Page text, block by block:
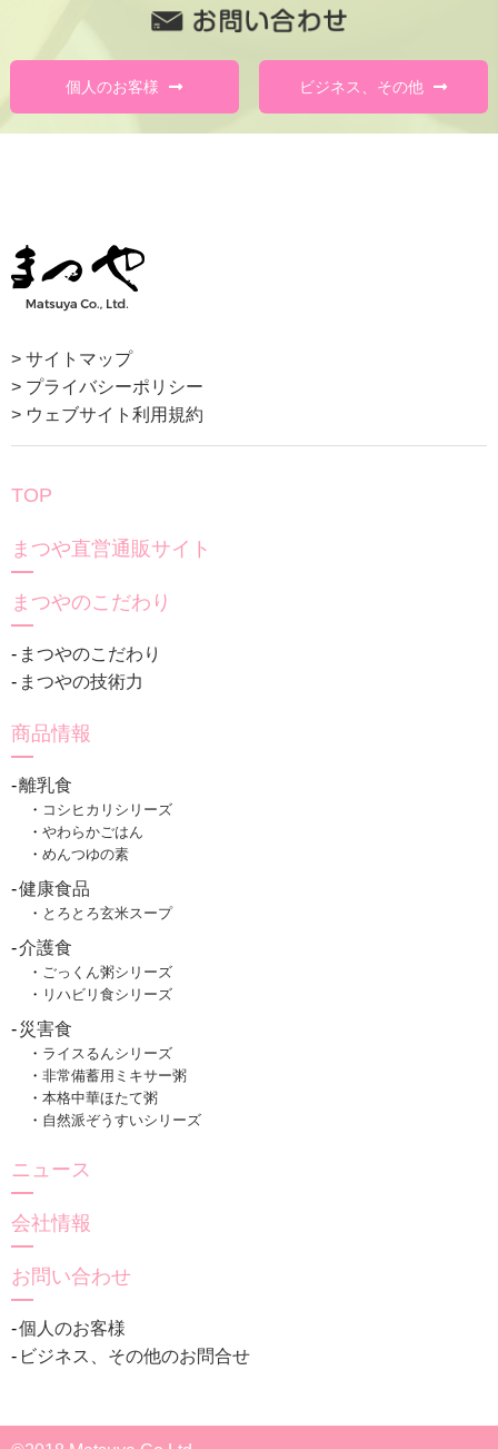
個人のお客様 ビジネス、その他
> サイトマップ
> プライバシーポリシー
> ウェブサイト利用規約
TOP
まつや直営通販サイト
まつやのこだわり
まつやのこだわり
まつやの技術力
商品情報
離乳食
コシヒカリシリーズ
やわらかごはん
めんつゆの素
健康食品
とろとろ玄米スープ
介護食
ごっくん粥シリーズ
リハビリ食シリーズ
災害食
ライスるんシリーズ
非常備蓄用ミキサー粥
本格中華ほたて粥
自然派ぞうすいシリーズ
ニュース
会社情報
お問い合わせ
個人のお客様
ビジネス、その他のお問合せ